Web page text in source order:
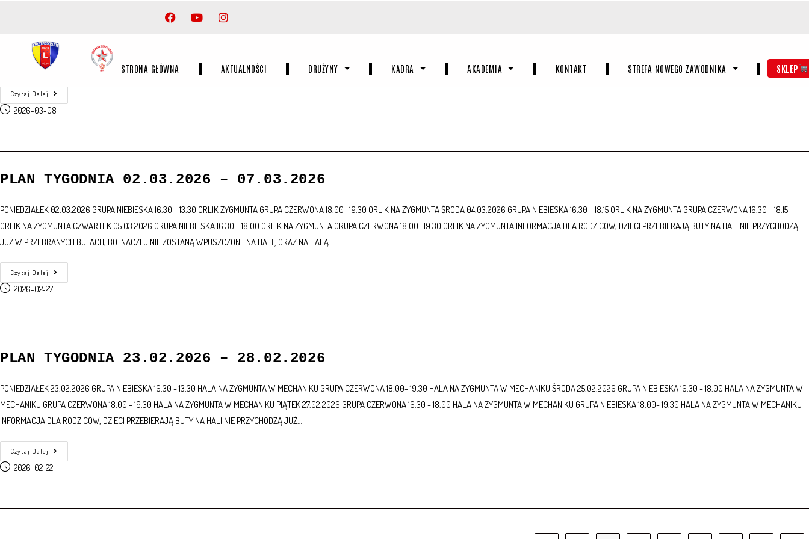
STRONA GŁÓWNA AKTUALNOŚCI DRUŻYNY KADRA AKADEMIA KONTAKT STREFA NOWEGO ZAWODNIKA SKLEP
ORLIK NA ZYGMUNTA CZWARTEK 12.03.2026 SPARINGI GRUPA NIEBIESKA 17.00 - 18.3 ORLIK NA ZYGMUNTA SPARIN ZA STARÓWKĄ GRUPA CZERWONA 16.00- 17.30 STADION W SŁOPNICACH PIĄTEK 13.03.2026 ORLIK NA ZYGMUNTA GRUPA
CZERWONA 16.30 - 18.00 ORLIK NA ZYGMUNTA GRUPA NIEBIESKA 18.00 - 19.30 ORLIK NA…
Czytaj Dalej
2026-03-08
PLAN TYGODNIA 02.03.2026 – 07.03.2026
PONIEDZIAŁEK 02.03.2026 GRUPA NIEBIESKA 16.30 - 13.30 ORLIK ZYGMUNTA GRUPA CZERWONA 18.00- 19.30 ORLIK NA ZYGMUNTA ŚRODA 04.03.2026 GRUPA NIEBIESKA 16.30 - 18.15 ORLIK NA ZYGMUNTA GRUPA CZERWONA 16.30 - 18.15
ORLIK NA ZYGMUNTA CZWARTEK 05.03.2026 GRUPA NIEBIESKA 16.30 - 18.00 ORLIK NA ZYGMUNTA GRUPA CZERWONA 18.00- 19.30 ORLIK NA ZYGMUNTA INFORMACJA DLA RODZICÓW, DZIECI PRZEBIERAJĄ BUTY NA HALI NIE PRZYCHODZĄ
JUŻ W PRZEBRANYCH BUTACH, BO INACZEJ NIE ZOSTANĄ WPUSZCZONE NA HALĘ ORAZ NA HALĄ…
Czytaj Dalej
2026-02-27
PLAN TYGODNIA 23.02.2026 – 28.02.2026
PONIEDZIAŁEK 23.02.2026 GRUPA NIEBIESKA 16.30 - 13.30 HALA NA ZYGMUNTA W MECHANIKU GRUPA CZERWONA 18.00- 19.30 HALA NA ZYGMUNTA W MECHANIKU ŚRODA 25.02.2026 GRUPA NIEBIESKA 16.30 - 18.00 HALA NA ZYGMUNTA W
MECHANIKU GRUPA CZERWONA 18.00 - 19.30 HALA NA ZYGMUNTA W MECHANIKU PIĄTEK 27.02.2026 GRUPA CZERWONA 16.30 - 18.00 HALA NA ZYGMUNTA W MECHANIKU GRUPA NIEBIESKA 18.00- 19.30 HALA NA ZYGMUNTA W MECHANIKU
INFORMACJA DLA RODZICÓW, DZIECI PRZEBIERAJĄ BUTY NA HALI NIE PRZYCHODZĄ JUŻ…
Czytaj Dalej
2026-02-22